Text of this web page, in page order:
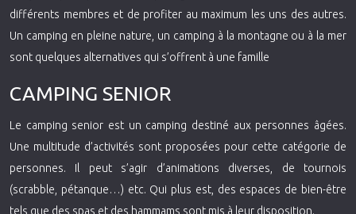
différents membres et de profiter au maximum les uns des autres.
Un camping en pleine nature, un camping à la montagne ou à la mer
sont quelques alternatives qui s’offrent à une famille
CAMPING SENIOR
Le camping senior est un camping destiné aux personnes âgées.
Une multitude d’activités sont proposées pour cette catégorie de
personnes. Il peut s’agir d’animations diverses, de tournois
(scrabble, pétanque…) etc. Qui plus est, des espaces de bien-être
tels que des spas et des hammams sont mis à leur disposition.